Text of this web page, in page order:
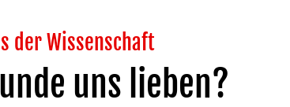
der Wissenschaft
uns lieben?